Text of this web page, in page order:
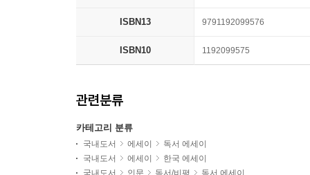
ISBN13 9791192099576
ISBN10 1192099575
관련분류
카테고리 분류
국내도서 에세이
독서 에세이
국내도서
에세이
한국 에세이